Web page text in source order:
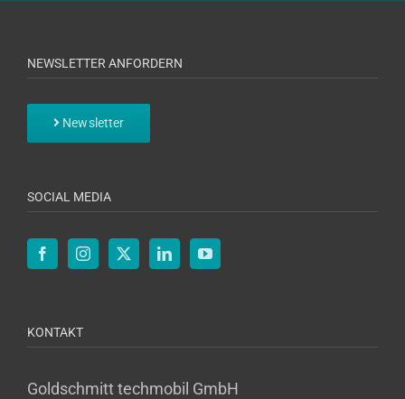
NEWSLETTER ANFORDERN
Newsletter
SOCIAL MEDIA
KONTAKT
Goldschmitt techmobil GmbH